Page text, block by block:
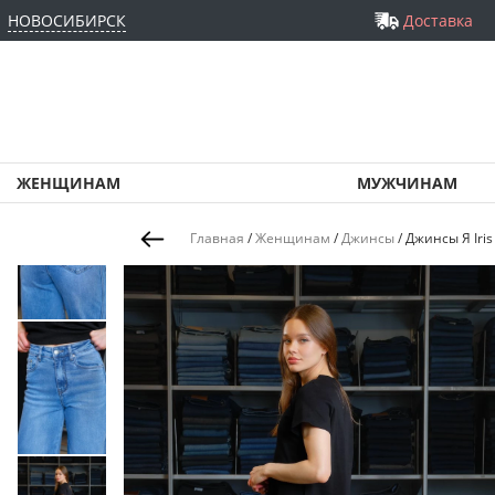
НОВОСИБИРСК Доставка
ЖЕНЩИНАМ МУЖЧИНАМ
Главная /Женщинам /Джинсы/Джинсы Я Iris